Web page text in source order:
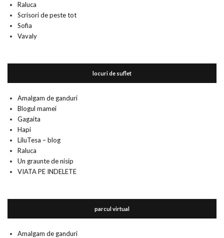
Raluca
Scrisori de peste tot
Sofia
Vavaly
locuri de suflet
Amalgam de ganduri
Blogul mamei
Gagaita
Hapi
LiluTesa – blog
Raluca
Un graunte de nisip
VIATA PE INDELETE
parcul virtual
Amalgam de ganduri